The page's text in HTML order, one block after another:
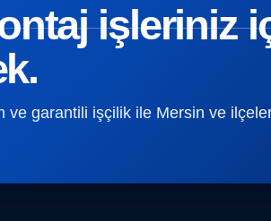
işleriniz
ve garantili işçilik ile Mersin ve